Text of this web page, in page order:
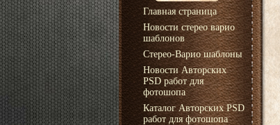
Главная страница
Новости стерео варио
шаблонов
Стерео-Варио шаблоны
Новости Авторских
PSD работ для
фотошопа
Каталог Авторских PSD
работ для фотошопа